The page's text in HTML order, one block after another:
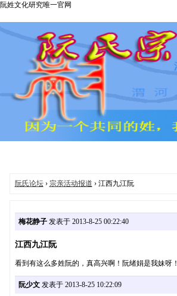
阮姓文化研究唯一官网
阮氏论坛› 宗亲活动报道 › 江西九江阮
梅花静子发表于 2013-8-25 00:22:40
江西九江阮
看到有这么多姓阮的，真高兴啊！阮绪娟是我妹呀！
阮少文发表于 2013-8-25 10:22:09